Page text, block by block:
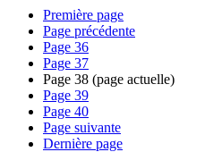
Première page
Page précédente
Page 36
Page 37
Page 38 (page actuelle)
Page 39
Page 40
Page suivante
Dernière page